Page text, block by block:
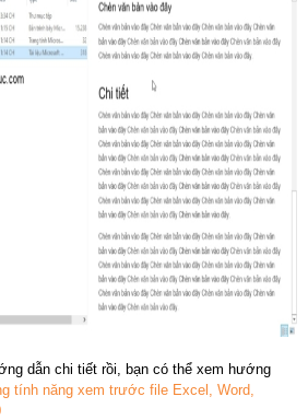
dẫn chi tiết rồi, bạn có thể xem hướng
tính năng xem trước file Excel, Word,